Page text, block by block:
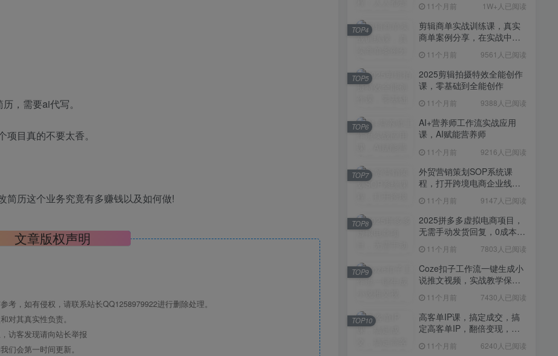
，需要ai代写。
目真的不要太香。
简历这个业务究竟有多赚钱以及如何做!
文章版权声明
，如有侵权，请联系站长QQ1258979922进行删除处理。
对其真实性负责。
访客发现请向站长举报
们会第一时间更新。
2025拼多多虚拟电商项目，
无需手动发货回复，0成本，
轻松月入1-5W【揭秘】
11个月前 7803人已阅读
Coze扣子工作流一键生成小
说推文视频，实战教学保姆
级教程11个月前 7430人已阅读
高客单IP课，搞定成交，搞
定高客单IP，翻倍变现，轻
松卖爆，不销而销
11个月前 6240人已阅读
快手带货AI暴力起号，0粉丝
可开通，月入过W，提供账
号就行，适合普通人的懒人
项目【揭秘】
11个月前 6109人已阅读
抖音从0到1起号运营全攻略
课程，从认知纠偏到实操落
地，高效起号变现
11个月前 5819人已阅读
11个月前 1W+人已阅读
剪辑商单实战训练课，真实
商单案例分享，在实战中练
11个月前 9561人已阅读
TOP4
2025剪辑拍摄特效全能创作
课，零基础到全能创作
11个月前 9388人已阅读
TOP5
AI+营养师工作流实战应用
课，AI赋能营养师
11个月前 9216人已阅读
TOP6
外贸营销策划SOP系统课
程，打开跨境电商企业线上
11个月前 9147人已阅读
TOP7
2025拼多多虚拟电商项目，
无需手动发货回复，0成本，
11个月前 7803人已阅读
TOP8
Coze扣子工作流一键生成小
说推文视频，实战教学保姆
11个月前 7430人已阅读
TOP9
高客单IP课，搞定成交，搞
定高客单IP，翻倍变现，轻
11个月前 6240人已阅读
TOP10